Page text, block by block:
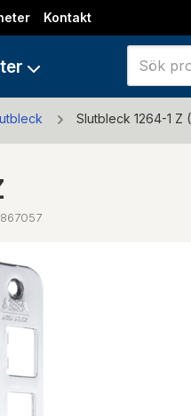
Kontakt
Slutbleck 1264-1 Z